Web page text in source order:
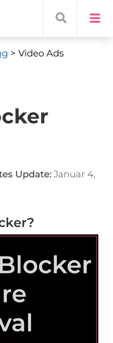
> Video Ads
Update: Januar 4,